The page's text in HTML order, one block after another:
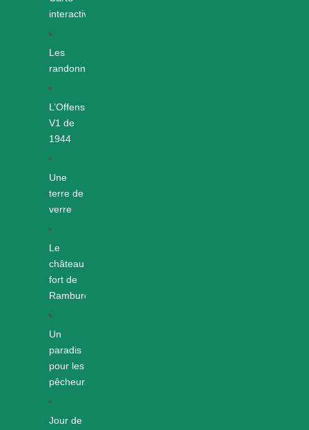
interactive
Les
randonnées
L’Offensive
V1 de
1944
Une
terre de
verre
Le
château
fort de
Rambures
Un
paradis
pour les
pêcheurs
Jour de